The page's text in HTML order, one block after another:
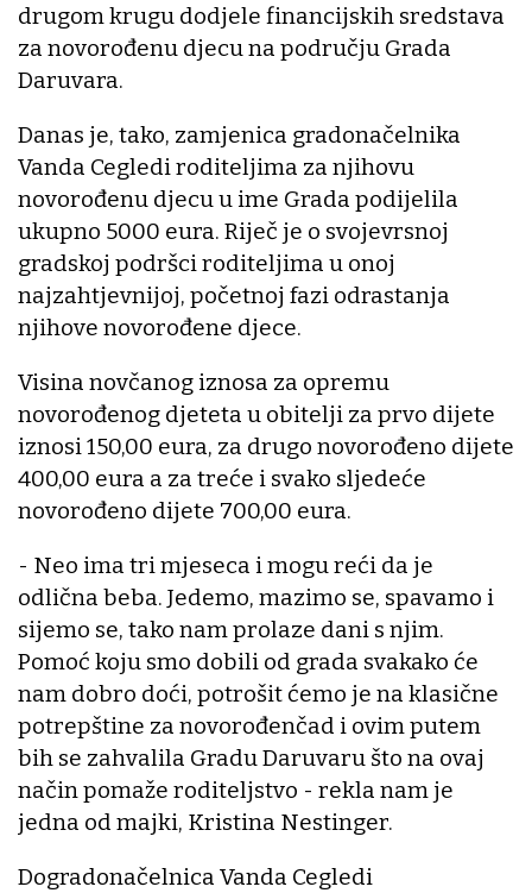
drugom krugu dodjele financijskih sredstava
za novorođenu djecu na području Grada
Daruvara.
Danas je, tako, zamjenica gradonačelnika
Vanda Cegledi roditeljima za njihovu
novorođenu djecu u ime Grada podijelila
ukupno 5000 eura. Riječ je o svojevrsnoj
gradskoj podršci roditeljima u onoj
najzahtjevnijoj, početnoj fazi odrastanja
njihove novorođene djece.
Visina novčanog iznosa za opremu
novorođenog djeteta u obitelji za prvo dijete
iznosi 150,00 eura, za drugo novorođeno dijete
400,00 eura a za treće i svako sljedeće
novorođeno dijete 700,00 eura.
- Neo ima tri mjeseca i mogu reći da je
odlična beba. Jedemo, mazimo se, spavamo i
sijemo se, tako nam prolaze dani s njim.
Pomoć koju smo dobili od grada svakako će
nam dobro doći, potrošit ćemo je na klasične
potrepštine za novorođenčad i ovim putem
bih se zahvalila Gradu Daruvaru što na ovaj
način pomaže roditeljstvo - rekla nam je
jedna od majki, Kristina Nestinger.
Dogradonačelnica Vanda Cegledi